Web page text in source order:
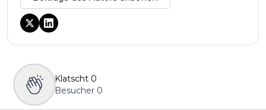
Klatscht 0
Besucher 0